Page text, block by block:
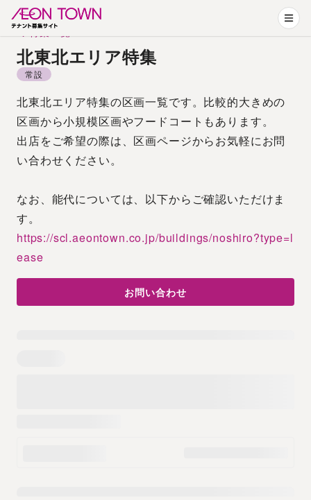
特集一覧
北東北エリア特集
常設
北東北エリア特集の区画一覧です。比較的大きめの
区画から小規模区画やフードコートもあります。
出店をご希望の際は、区画ページからお気軽にお問
い合わせください。
なお、能代については、以下からご確認いただけま
す。
https://scl.aeontown.co.jp/buildings/noshiro?type=l
ease
お問い合わせ